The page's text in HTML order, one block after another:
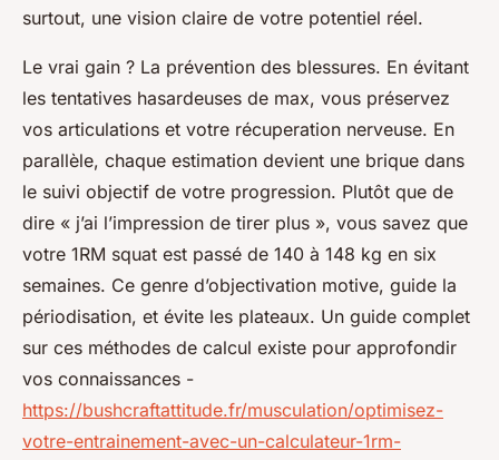
surtout, une vision claire de votre potentiel réel.
Le vrai gain ? La prévention des blessures. En évitant
les tentatives hasardeuses de max, vous préservez
vos articulations et votre récuperation nerveuse. En
parallèle, chaque estimation devient une brique dans
le suivi objectif de votre progression. Plutôt que de
dire « j’ai l’impression de tirer plus », vous savez que
votre 1RM squat est passé de 140 à 148 kg en six
semaines. Ce genre d’objectivation motive, guide la
périodisation, et évite les plateaux. Un guide complet
sur ces méthodes de calcul existe pour approfondir
vos connaissances -
https://bushcraftattitude.fr/musculation/optimisez-
votre-entrainement-avec-un-calculateur-1rm-